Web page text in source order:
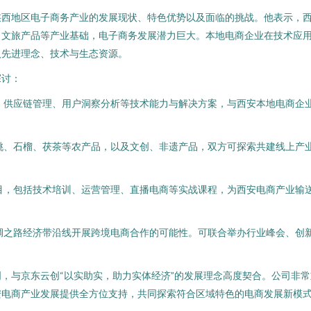
地区电子商务产业的发展现状、特色优势以及面临的挑战。他表示，
旅产品等产业基础，电子商务发展潜力巨大。本地电商企业在技术应
进理念、技术与生态资源。
：
应链管理、用户洞察分析等技术能力与解决方案，与西安本地电商
石榴、茯茶等农产品，以及文创、非遗产品，双方可探索共建线上
包括技术培训、运营管理、直播电商等实战课程，为西安电商产业
路经济带沿线开展跨境电商合作的可能性。可联合举办行业峰会、
与京东云创“以实助实，助力实体经济”的发展理念高度契合。公司非
商产业发展提供全方位支持，共同探索符合区域特色的电商发展新模